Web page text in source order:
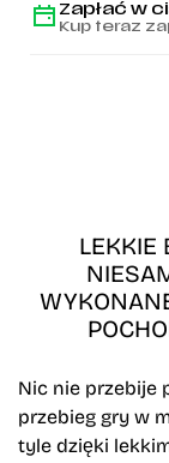
Zapłać w
Kup teraz
LEKKIE
Nic nie przebije
przebieg gry w
tyle dzięki